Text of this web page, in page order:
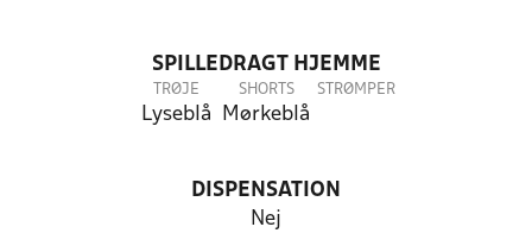
SPILLEDRAGT HJEMME
TRØJE
Lyseblå
SHORTS
Mørkeblå
STRØMPER
DISPENSATION
Nej